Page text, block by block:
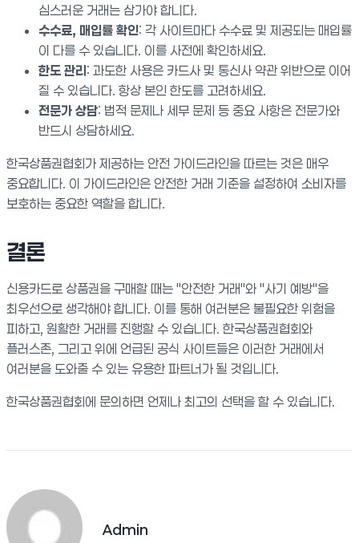
심스러운 거래는 삼가야 합니다.
수수료, 매입률 확인: 각 사이트마다 수수료 및 제공되는 매입률
이 다를 수 있습니다. 이를 사전에 확인하세요.
한도 관리: 과도한 사용은 카드사 및 통신사 약관 위반으로 이어
질 수 있습니다. 항상 본인 한도를 고려하세요.
전문가 상담: 법적 문제나 세무 문제 등 중요 사항은 전문가와
반드시 상담하세요.
한국상품권협회가 제공하는 안전 가이드라인을 따르는 것은 매우
중요합니다. 이 가이드라인은 안전한 거래 기준을 설정하여 소비자를
보호하는 중요한 역할을 합니다.
결론
신용카드로 상품권을 구매할 때는 "안전한 거래"와 "사기 예방"을
최우선으로 생각해야 합니다. 이를 통해 여러분은 불필요한 위험을
피하고, 원활한 거래를 진행할 수 있습니다. 한국상품권협회와
플러스존, 그리고 위에 언급된 공식 사이트들은 이러한 거래에서
여러분을 도와줄 수 있는 유용한 파트너가 될 것입니다.
한국상품권협회에 문의하면 언제나 최고의 선택을 할 수 있습니다.
Admin